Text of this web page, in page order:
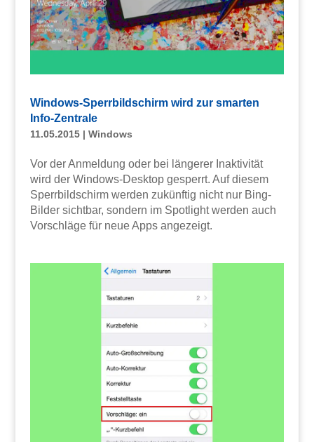
Windows-Sperrbildschirm wird zur smarten
Info-Zentrale
11.05.2015| Windows
Vor der Anmeldung oder bei längerer Inaktivität
wird der Windows-Desktop gesperrt. Auf diesem
Sperrbildschirm werden zukünftig nicht nur Bing-
Bilder sichtbar, sondern im Spotlight werden auch
Vorschläge für neue Apps angezeigt.